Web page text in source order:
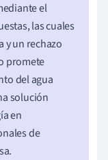
el
las cuales
y un rechazo
promete
del agua
solución
en
de